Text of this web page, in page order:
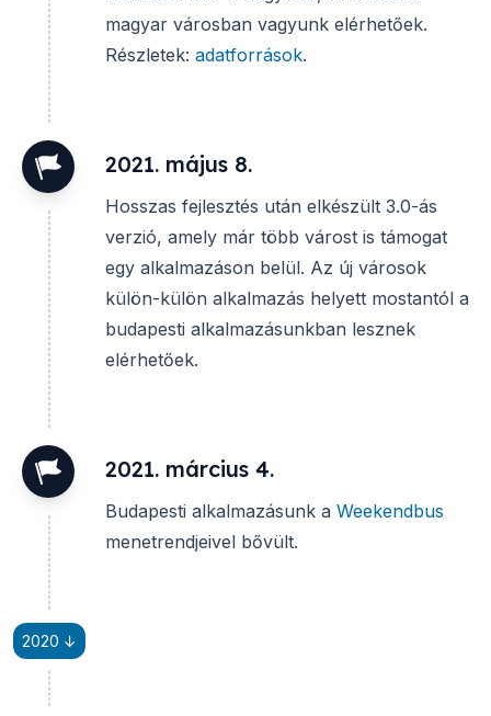
magyar városban vagyunk elérhetőek.
Részletek: adatforrások.
2021. május 8.
Hosszas fejlesztés után elkészült 3.0-ás
verzió, amely már több várost is támogat
egy alkalmazáson belül. Az új városok
külön-külön alkalmazás helyett mostantól a
budapesti alkalmazásunkban lesznek
elérhetőek.
2021. március 4.
Budapesti alkalmazásunk a Weekendbus
menetrendjeivel bővült.
2020 ↓